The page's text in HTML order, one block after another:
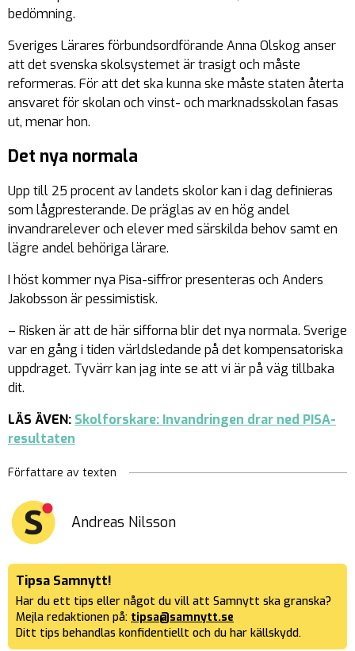
bedömning.
Sveriges Lärares förbundsordförande Anna Olskog anser
att det svenska skolsystemet är trasigt och måste
reformeras. För att det ska kunna ske måste staten återta
ansvaret för skolan och vinst- och marknadsskolan fasas
ut, menar hon.
Det nya normala
Upp till 25 procent av landets skolor kan i dag definieras
som lågpresterande. De präglas av en hög andel
invandrarelever och elever med särskilda behov samt en
lägre andel behöriga lärare.
I höst kommer nya Pisa-siffror presenteras och Anders
Jakobsson är pessimistisk.
– Risken är att de här sifforna blir det nya normala. Sverige
var en gång i tiden världsledande på det kompensatoriska
uppdraget. Tyvärr kan jag inte se att vi är på väg tillbaka
dit.
LÄS ÄVEN: Skolforskare: Invandringen drar ned PISA-
resultaten
Författare av texten
Andreas Nilsson
Tipsa Samnytt!
Har du ett tips eller något du vill att Samnytt ska granska?
Mejla redaktionen på: tipsa@samnytt.se
Ditt tips behandlas konfidentiellt och du har källskydd.